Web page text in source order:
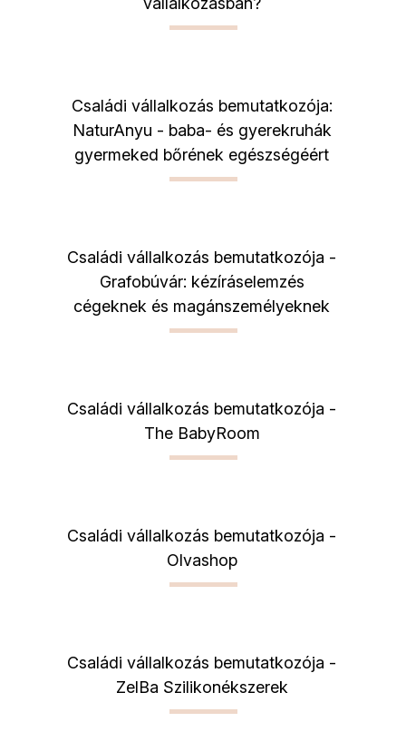
Családi vállalkozás bemutatkozója:
NaturAnyu - baba- és gyerekruhák
gyermeked bőrének egészségéért
Családi vállalkozás bemutatkozója -
Grafobúvár: kézíráselemzés
cégeknek és magánszemélyeknek
Családi vállalkozás bemutatkozója -
The BabyRoom
Családi vállalkozás bemutatkozója -
Olvashop
Családi vállalkozás bemutatkozója -
ZelBa Szilikonékszerek